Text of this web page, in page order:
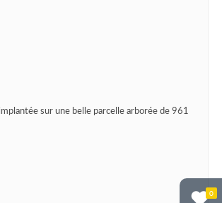
0
sur une belle parcelle arborée de 961